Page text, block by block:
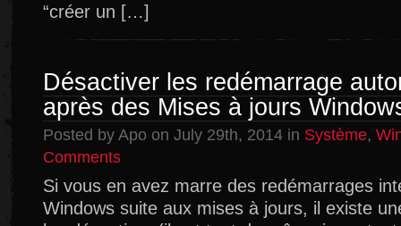
“créer un […]
Désactiver les redémarrage
après des Mises à jours
Posted by Apo on July 29th, 2014 in Système,
Comments
les
redémarrage
automatiquement
Si vous en avez marre des redémarrages
Windows suite aux mises à jours, il existe